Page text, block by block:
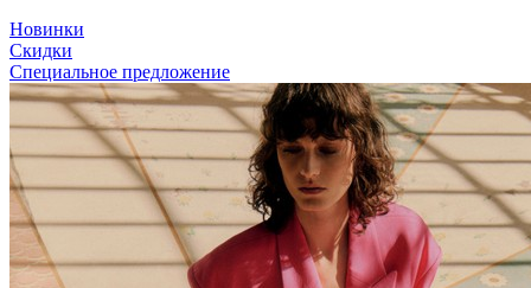
Новинки
Скидки
Специальное предложение